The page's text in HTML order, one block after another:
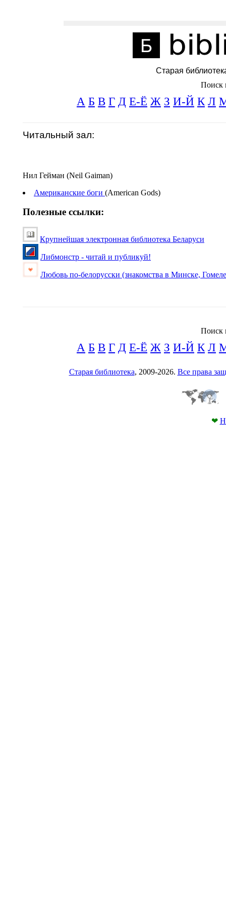
Старая
Поиск
А Б В Г Д Е-Ё Ж З И-Й К Л
Читальный зал:
Нил Гейман (Neil Gaiman)
Американские боги (American Gods)
Полезные ссылки:
Крупнейшая электронная библиотека Беларуси
Либмонстр - читай и публикуй!
Любовь по-белорусски (знакомства в Минске,
Поиск
А Б В Г Д Е-Ё Ж З И-Й К Л
Старая библиотека, 2009-2026. Все права
❤